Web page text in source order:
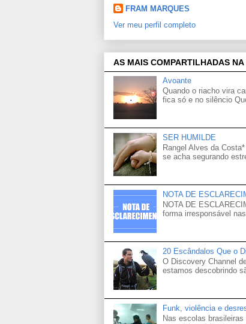
FRAM MARQUES
Ver meu perfil completo
AS MAIS COMPARTILHADAS NA
Avoante
Quando o riacho vira
fica só e no silêncio
SER HUMILDE
Rangel Alves da
se acha segurando
NOTA DE
NOTA DE
forma irresponsável
20 Escândalos Que o
O Discovery Channel
estamos descobrindo
Funk, violência e
Nas escolas